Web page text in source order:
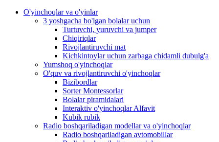
O'yinchoqlar va o'yinlar
3 yoshgacha bo'lgan bolalar uchun
Turtuvchi, yuruvchi va jumper
Chiqiriqlar
Rivojlantiruvchi mat
Kichkintoylar uchun zarbaga chidamli dubulg'a
Yumshoq o'yinchoqlar
O'quv va rivojlantiruvchi o'yinchoqlar
Bizibordlar
Sorter Montessorlar
Bolalar piramidalari
Interaktiv o'yinchoqlar Alfavit
Kubik rubik
Radio boshqariladigan modellar va o'yinchoqlar
Radio boshqariladigan avtomobillar